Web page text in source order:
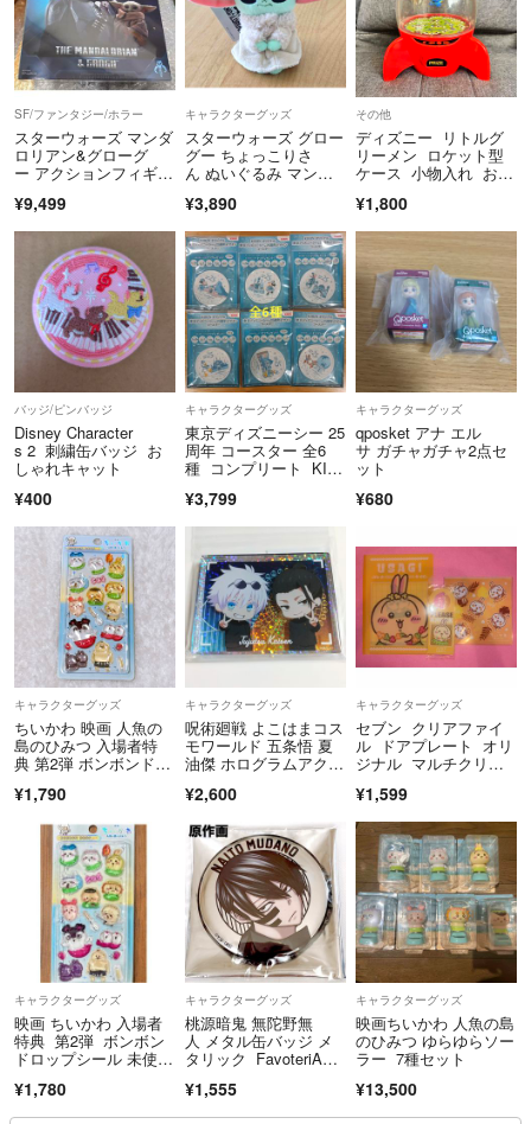
SF/ファンタジー/ホラー
スターウォーズ マンダ
ロリアン&グローグ
ー アクションフィギュ
¥9,499
キャラクターグッズ
スターウォーズ グロー
グー ちょっこりさ
ん ぬいぐるみ マンダ
¥3,890
その他
ディズニー リトルグ
リーメン ロケット型
ケース 小物入れ お菓
¥1,800
バッジ/ピンバッジ
Disney Character
s 2 刺繍缶バッジ お
しゃれキャット
¥400
キャラクターグッズ
東京ディズニーシー 25
周年 コースター 全6
種 コンプリート KIRI
¥3,799
キャラクターグッズ
qposket アナ エル
サ ガチャガチャ2点セ
ット
¥680
キャラクターグッズ
ちいかわ 映画 人魚の
島のひみつ 入場者特
典 第2弾 ボンボンドロ
¥1,790
キャラクターグッズ
呪術廻戦 よこはまコス
モワールド 五条悟 夏
油傑 ホログラムアクリ
¥2,600
キャラクターグッズ
セブン クリアファイ
ル ドアプレート オリ
ジナル マルチクリー
¥1,599
キャラクターグッズ
映画 ちいかわ 入場者
特典 第2弾 ボンボン
ドロップシール 未使用
¥1,780
キャラクターグッズ
桃源暗鬼 無陀野無
人 メタル缶バッジ メ
タリック FavoteriAフ
¥1,555
キャラクターグッズ
映画ちいかわ 人魚の島
のひみつ ゆらゆらソー
ラー 7種セット
¥13,500